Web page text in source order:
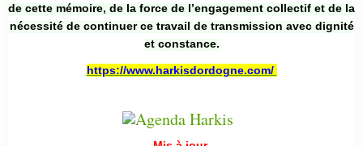
de cette mémoire, de la force de l’engagement collectif et de la
nécessité de continuer ce travail de transmission avec dignité
et constance.
https://www.harkisdordogne.com/